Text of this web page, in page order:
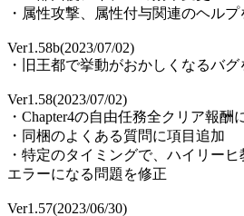
・属性攻撃、属性付与関連のヘルプ
Ver1.58b(2023/07/02)
・旧王都で挙動がおかしくなるバグ
Ver1.58(2023/07/02)
・Chapter4の自由任務全クリア報
・同梱のよくある質問に項目追加
・特定のタイミングで、ハイリー
エラーになる問題を修正
Ver1.57(2023/06/30)